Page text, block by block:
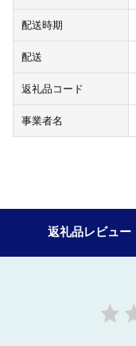
配送時期
配送
返礼品コード
事業者名
返礼品レビュー